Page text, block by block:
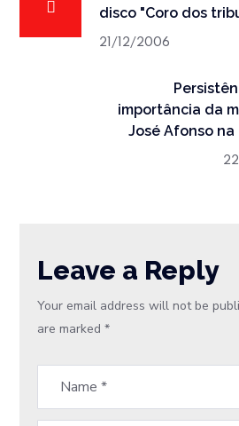
disco "Coro dos
21/12/2006
importância da
José Afonso na
Leave a Reply
Your email address will not be
are marked*